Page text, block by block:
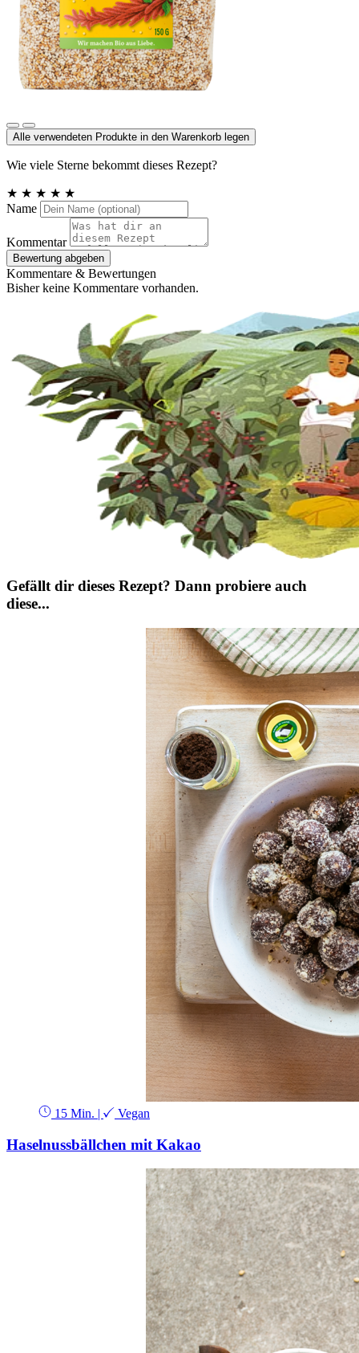
Alle verwendeten Produkte in den Warenkorb legen
Wie viele Sterne bekommt dieses Rezept?
★ ★ ★ ★ ★
Name
Kommentar
Bewertung abgeben
Kommentare & Bewertungen
Bisher keine Kommentare vorhanden.
Gefällt dir dieses Rezept? Dann probiere auch
diese...
15 Min. | Vegan
Haselnussbällchen mit Kakao